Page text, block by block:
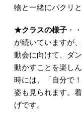
物と一緒にパクリ
★クラスの様子・
が続いていますが
動会に向けて、ダ
動かすことを楽し
時には、「自分で
姿も見られます。
げです。